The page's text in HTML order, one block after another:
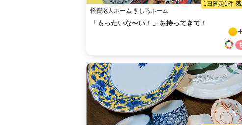
軽費老人ホーム きしろホーム
「もったいな〜い！」を持ってきて！
1日限定1件